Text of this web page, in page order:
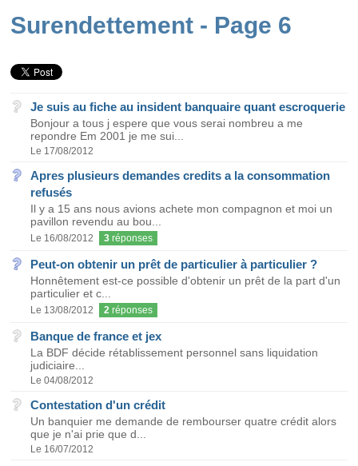
Surendettement - Page 6
Je suis au fiche au insident banquaire quant escroquerie
Bonjour a tous j espere que vous serai nombreu a me
repondre Em 2001 je me sui...
Le 17/08/2012
Apres plusieurs demandes credits a la consommation
refusés
Il y a 15 ans nous avions achete mon compagnon et moi un
pavillon revendu au bou...
Le 16/08/2012 3 réponses
Peut-on obtenir un prêt de particulier à particulier ?
Honnêtement est-ce possible d'obtenir un prêt de la part d'un
particulier et c...
Le 13/08/2012 2 réponses
Banque de france et jex
La BDF décide rétablissement personnel sans liquidation
judiciaire...
Le 04/08/2012
Contestation d'un crédit
Un banquier me demande de rembourser quatre crédit alors
que je n'ai prie que d...
Le 16/07/2012